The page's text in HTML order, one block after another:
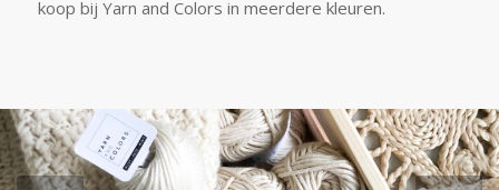
koop bij Yarn and Colors in meerdere kleuren.